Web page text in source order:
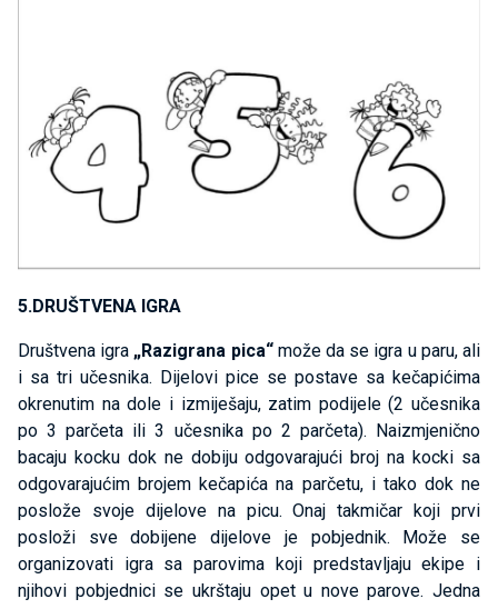
5.DRUŠTVENA IGRA
Društvena igra „Razigrana pica“ može da se igra u paru, ali
i sa tri učesnika. Dijelovi pice se postave sa kečapićima
okrenutim na dole i izmiješaju, zatim podijele (2 učesnika
po 3 parčeta ili 3 učesnika po 2 parčeta). Naizmjenično
bacaju kocku dok ne dobiju odgovarajući broj na kocki sa
odgovarajućim brojem kečapića na parčetu, i tako dok ne
poslože svoje dijelove na picu. Onaj takmičar koji prvi
posloži sve dobijene dijelove je pobjednik. Može se
organizovati igra sa parovima koji predstavljaju ekipe i
njihovi pobjednici se ukrštaju opet u nove parove. Jedna